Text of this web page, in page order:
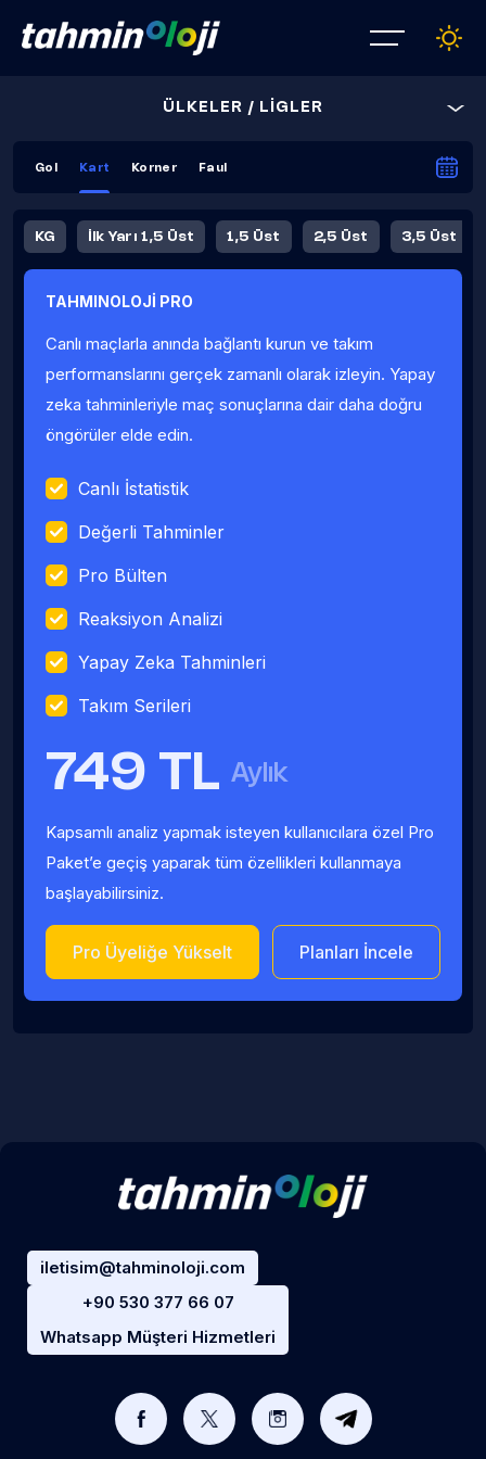
ÜLKELER / LİGLER
Gol Kart Korner Faul
KG İlk Yarı 1,5 Üst 1,5 Üst 2,5 Üst 3,5 Üst
Fauller Ortalama
TAHMINOLOJİ PRO
Canlı maçlarla anında bağlantı kurun ve takım
performanslarını gerçek zamanlı olarak izleyin. Yapay
zeka tahminleriyle maç sonuçlarına dair daha doğru
öngörüler elde edin.
Canlı İstatistik
Değerli Tahminler
Pro Bülten
Reaksiyon Analizi
Yapay Zeka Tahminleri
Takım Serileri
749 TL Aylık
Kapsamlı analiz yapmak isteyen kullanıcılara özel Pro
Paket’e geçiş yaparak tüm özellikleri kullanmaya
başlayabilirsiniz.
Pro Üyeliğe Yükselt Planları İncele
iletisim@tahminoloji.com
+90 530 377 66 07
Whatsapp Müşteri Hizmetleri